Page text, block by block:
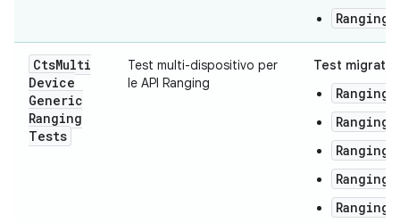
CtsMulti
Device
Generic
Ranging
Tests
Test multi-dispositivo per
le API Ranging
Test migrati: